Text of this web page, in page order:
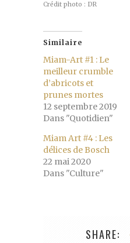
Crédit photo : DR
Similaire
Miam-Art #1 : Le
meilleur crumble
d’abricots et
prunes mortes
12 septembre 2019
Dans "Quotidien"
Miam Art #4 : Les
délices de Bosch
22 mai 2020
Dans "Culture"
SHARE: